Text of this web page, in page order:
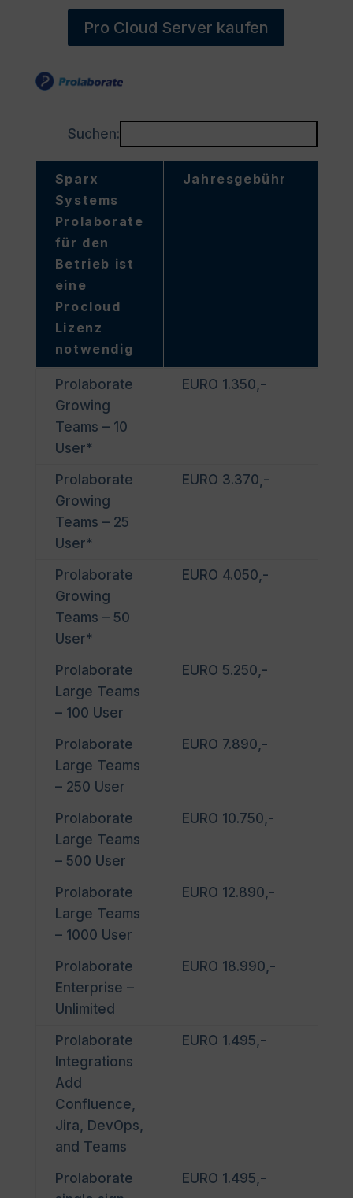
Pro Cloud Server kaufen
Suchen:
Sparx
Systems
Prolaborate
für den
Betrieb ist
eine
Procloud
Lizenz
notwendig
Jahresgebühr
Sparx
Systems
Prolaborate
für den
eine
Procloud
Lizenz
notwendig
Jahresgebühr
Prolaborate
Growing
Teams – 10
User*
EURO 1.350,-
Prolaborate
Growing
Teams – 25
User*
EURO 3.370,-
Prolaborate
Growing
Teams – 50
User*
EURO 4.050,-
Prolaborate
Large Teams
– 100 User
EURO 5.250,-
Prolaborate
Large Teams
– 250 User
EURO 7.890,-
Prolaborate
Large Teams
– 500 User
EURO 10.750,-
Prolaborate
Large Teams
– 1000 User
EURO 12.890,-
Prolaborate
Enterprise –
Unlimited
EURO 18.990,-
Prolaborate
Integrations
Add
Confluence,
Jira, DevOps,
and Teams
EURO 1.495,-
Prolaborate
EURO 1.495,-